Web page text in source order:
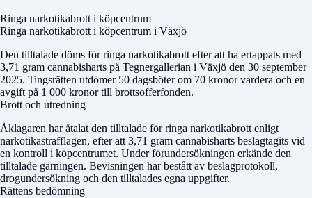
Ringa narkotikabrott i köpcentrum
Ringa narkotikabrott i köpcentrum i Växjö
Den tilltalade döms för ringa narkotikabrott efter att ha ertappats med
3,71 gram cannabisharts på Tegnergallerian i Växjö den 30 september
2025. Tingsrätten utdömer 50 dagsböter om 70 kronor vardera och en
avgift på 1 000 kronor till brottsofferfonden.
Brott och utredning
Åklagaren har åtalat den tilltalade för ringa narkotikabrott enligt
narkotikastrafflagen, efter att 3,71 gram cannabisharts beslagtagits vid
en kontroll i köpcentrumet. Under förundersökningen erkände den
tilltalade gärningen. Bevisningen har bestått av beslagprotokoll,
drogundersökning och den tilltalades egna uppgifter.
Rättens bedömning